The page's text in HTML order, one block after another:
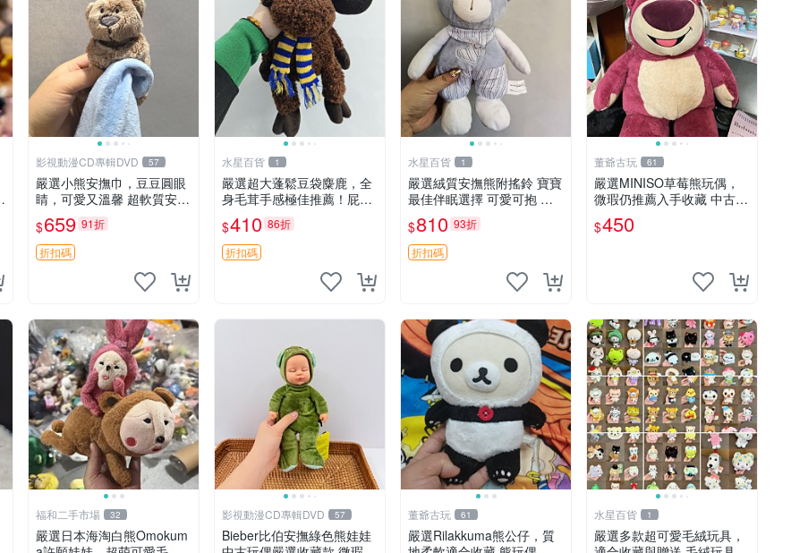
影視動漫CD專輯DVD 57
嚴選小熊安撫巾，豆豆圓眼
睛，可愛又溫馨 超軟質安撫
巾，豆豆設計，哄睡好幫手
約克豆豆眼安撫巾 數碼豆豆
眼
$659 91折
折扣碼
水星百貨 1
嚴選超大蓬鬆豆袋麋鹿，全
身毛茸手感極佳推薦！屁股
與四肢填充均勻，適合收藏
與孩童共賞。 麋鹿 豆袋 毛
茸玩具
$410 86折
折扣碼
水星百貨 1
嚴選絨質安撫熊附搖鈴 寶寶
最佳伴眠選擇 可愛可抱 絨
毛玩具 安撫熊 嬰兒用
$810 93折
折扣碼
董爺古玩 61
嚴選MINISO草莓熊玩偶，
微瑕仍推薦入手收藏 中古 M
INISO 草莓熊 玩具 收藏
$450
福和二手市場 32
嚴選日本海淘白熊Omokum
影視動漫CD專輯DVD 57
Bieber比伯安撫綠色熊娃娃
董爺古玩 61
嚴選Rilakkuma熊公仔，質
水星百貨 1
嚴選多款超可愛毛絨玩具，